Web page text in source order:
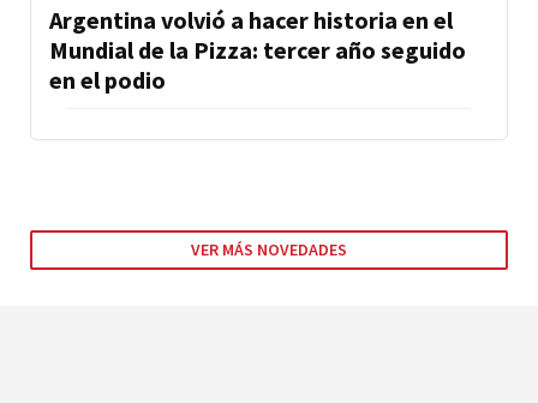
Argentina volvió a hacer historia en el
Mundial de la Pizza: tercer año seguido
en el podio
VER MÁS NOVEDADES